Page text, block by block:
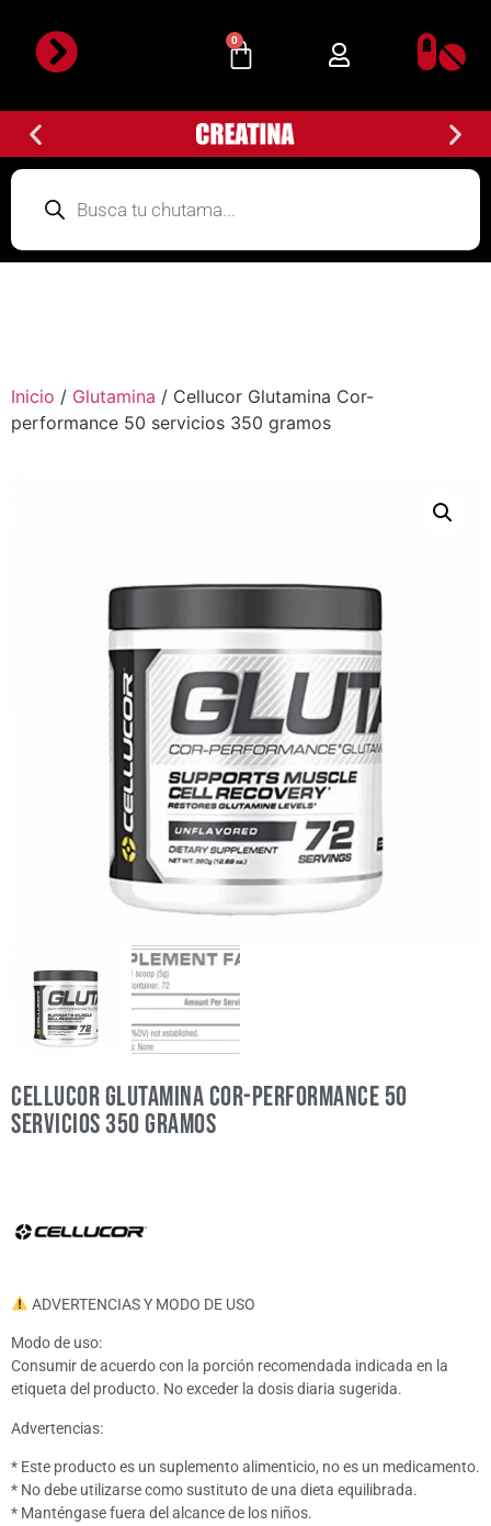
0
Inicio / Glutamina / Cellucor Glutamina Cor-
performance 50 servicios 350 gramos
Cellucor Glutamina Cor-performance 50
servicios 350 gramos
ADVERTENCIAS Y MODO DE USO
Modo de uso:
Consumir de acuerdo con la porción recomendada indicada en la
etiqueta del producto. No exceder la dosis diaria sugerida.
Advertencias:
* Este producto es un suplemento alimenticio, no es un medicamento.
* No debe utilizarse como sustituto de una dieta equilibrada.
* Manténgase fuera del alcance de los niños.